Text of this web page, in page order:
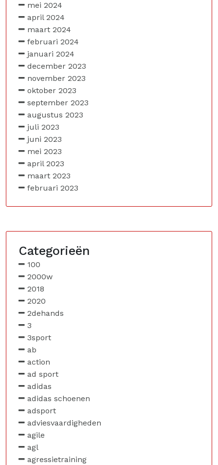
mei 2024
april 2024
maart 2024
februari 2024
januari 2024
december 2023
november 2023
oktober 2023
september 2023
augustus 2023
juli 2023
juni 2023
mei 2023
april 2023
maart 2023
februari 2023
Categorieën
100
2000w
2018
2020
2dehands
3
3sport
ab
action
ad sport
adidas
adidas schoenen
adsport
adviesvaardigheden
agile
agl
agressietraining